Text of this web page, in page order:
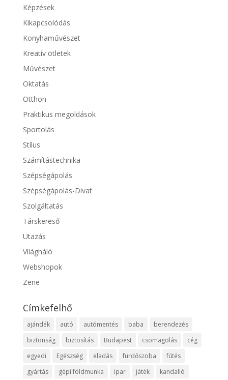
Képzések
Kikapcsolódás
Konyhaművészet
Kreatív ötletek
Művészet
Oktatás
Otthon
Praktikus megoldások
Sportolás
Stílus
Számítástechnika
Szépségápolás
Szépségápolás-Divat
Szolgáltatás
Társkereső
Utazás
Világháló
Webshopok
Zene
Címkefelhő
ajándék autó autómentés baba
berendezés
biztonság
biztosítás Budapest csomagolás
cég
egyedi
Egészség eladás fürdőszoba
fűtés
gyártás
gépi földmunka ipar játék kandalló